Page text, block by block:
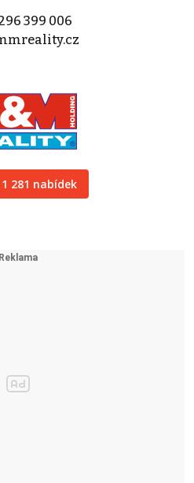
399 006
281 nabídek